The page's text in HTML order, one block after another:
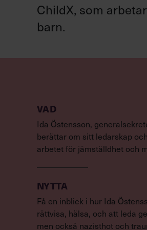
ChildX, som
barn.
VAD
Ida Östensson,
berättar om sitt ledarskap
arbetet för jämställdhet och
NYTTA
Få en inblick i hur Ida
rättvisa, hälsa, och att leda
men också nazisthot och